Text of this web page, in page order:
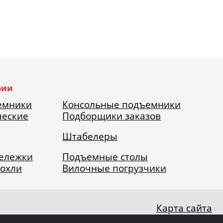
Консольные подъемники
Подборщики заказов
Штабелеры
Подъемные столы
Вилочные погрузчики
Карта сайта